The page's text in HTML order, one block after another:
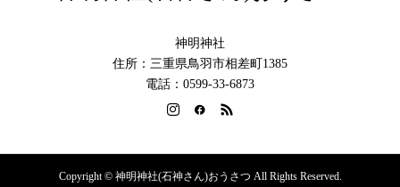
神明神社
住所：三重県鳥羽市相差町1385
電話：0599-33-6873
Copyright © 神明神社(石神さん)おうさつ All Rights Reserved.